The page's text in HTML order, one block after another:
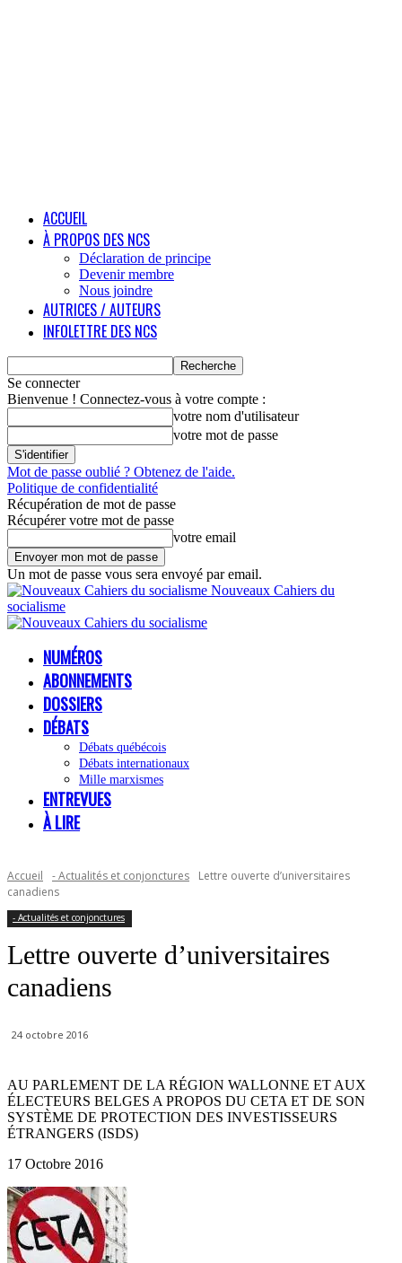
ACCUEIL
À PROPOS DES NCS
Déclaration de principe
Devenir membre
Nous joindre
AUTRICES / AUTEURS
INFOLETTRE DES NCS
Se connecter
Bienvenue ! Connectez-vous à votre compte :
votre nom d'utilisateur
votre mot de passe
Mot de passe oublié ? Obtenez de l'aide.
Politique de confidentialité
Récupération de mot de passe
Récupérer votre mot de passe
votre email
Un mot de passe vous sera envoyé par email.
Nouveaux Cahiers du
socialisme
NUMÉROS
ABONNEMENTS
DOSSIERS
DÉBATS
Débats québécois
Débats internationaux
Mille marxismes
ENTREVUES
À LIRE
Accueil - Actualités et conjonctures
Lettre ouverte d’universitaires
canadiens
- Actualités et conjonctures
Lettre ouverte d’universitaires
canadiens
24 octobre 2016
AU PARLEMENT DE LA RÉGION WALLONNE ET AUX
ÉLECTEURS BELGES A PROPOS DU CETA ET DE SON
SYSTÈME DE PROTECTION DES INVESTISSEURS
ÉTRANGERS (ISDS)
17 Octobre 2016